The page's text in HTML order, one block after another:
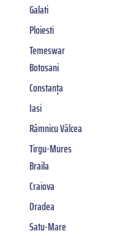
Galati
Ploiesti
Temeswar
Botosani
Constanța
Iasi
Râmnicu Vâlcea
Tirgu-Mures
Braila
Craiova
Oradea
Satu-Mare